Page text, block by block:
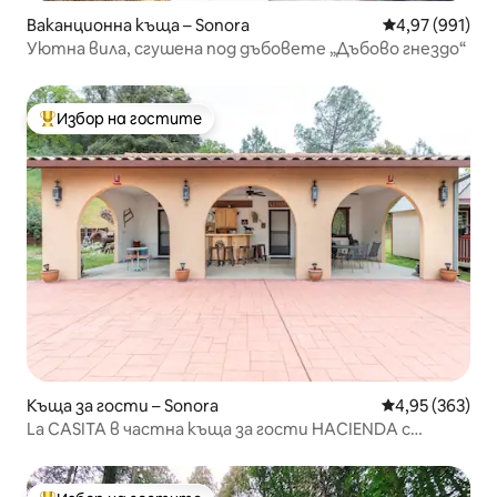
Ваканционна къща – Sonora Средна
4,97 (991)
Уютна вила, сгушена под дъбовете „Дъбово гнездо“
Най-популярен избор на гостите
Избор на гостите
Къща за гости – Sonora Средна
4,95 (363)
La CASITA в частна къща за гости HACIENDA с